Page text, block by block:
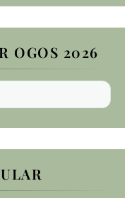
OGOS 2026